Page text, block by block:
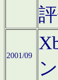
2001/09